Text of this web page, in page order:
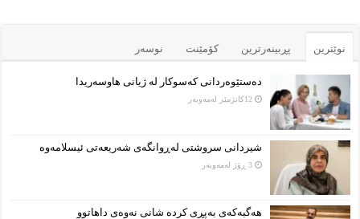
نوێترین پڕبینەرترین کۆمێنت نوسەر
دەستێوەردانی کەسوکار لە ژیانی هاوسەریدا
12كاتژمێر لەمەوبەر
شیردانی سروشتی لەڕوانگەی شەریعەتی ئیسلامەوە
3 ڕۆژ لەمەوبەر
هەگبەکەی بەپڕی کردە شانی نەوەی داهاتوو